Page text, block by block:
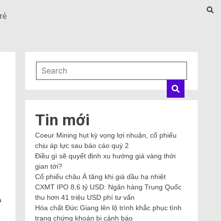
Tin mới
Coeur Mining hụt kỳ vọng lợi nhuận, cổ phiếu
chịu áp lực sau báo cáo quý 2
Điều gì sẽ quyết định xu hướng giá vàng thời
gian tới?
Cổ phiếu châu Á tăng khi giá dầu hạ nhiệt
CXMT IPO 8,6 tỷ USD: Ngân hàng Trung Quốc
thu hơn 41 triệu USD phí tư vấn
Hóa chất Đức Giang lên lộ trình khắc phục tình
trạng chứng khoán bị cảnh báo